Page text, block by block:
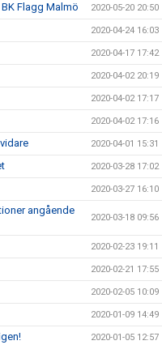
Flagg Malmö 2020-05-20 20:50
2020-04-24 16:03
2020-04-17 17:42
2020-04-02 20:19
2020-04-02 17:17
2020-04-02 17:16
2020-04-01 15:31
2020-03-28 17:02
2020-03-27 16:10
angående
2020-03-18 09:56
2020-02-23 19:11
2020-02-21 17:55
2020-02-05 10:09
2020-01-09 14:49
2020-01-05 12:57